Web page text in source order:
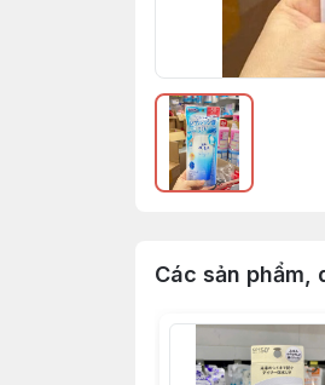
Các sản phẩm,